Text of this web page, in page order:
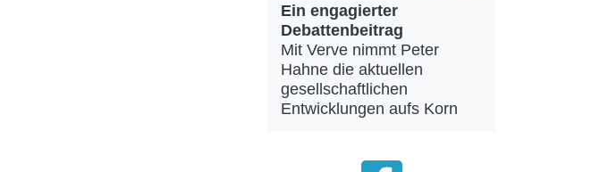
Ein engagierter
Debattenbeitrag
Mit Verve nimmt Peter
Hahne die aktuellen
gesellschaftlichen
Entwicklungen aufs Korn